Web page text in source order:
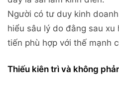
Người có tư duy kinh
hiểu sâu lý do đằng sau xu
tiến phù hợp với thế mạnh
Thiếu kiên trì và không